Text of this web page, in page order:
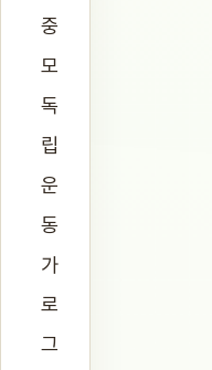
중
모
독
립
운
동
가
로
그